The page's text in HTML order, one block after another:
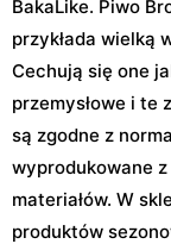
BakaLike. Piwo
przykłada wielką
Cechują się one
przemysłowe i te
są zgodne z
wyprodukowane
materiałów. W
produktów